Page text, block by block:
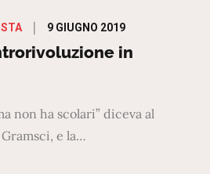
Posted
on
9 GIUGNO 2019
in
non ha scolari” diceva al
e la…